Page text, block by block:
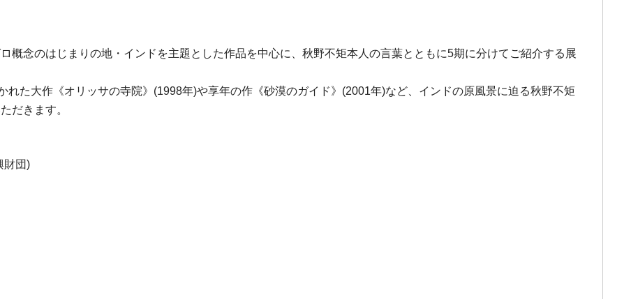
概念のはじまりの地・インドを主題とした作品を中心に、秋野不矩本人の言葉とともに5期に分けてご紹介する展
た大作《オリッサの寺院》(1998年)や享年の作《砂漠のガイド》(2001年)など、インドの原風景に迫る秋野不矩
だきます。
財団)